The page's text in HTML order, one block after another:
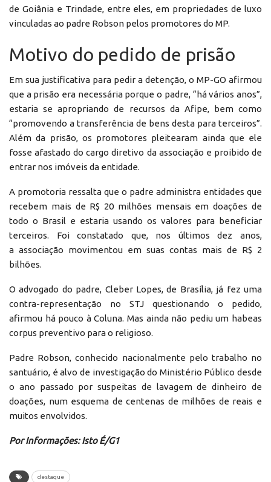
de Goiânia e Trindade, entre eles, em propriedades de luxo
vinculadas ao padre Robson pelos promotores do MP.
Motivo do pedido de prisão
Em sua justificativa para pedir a detenção, o MP-GO afirmou
que a prisão era necessária porque o padre, “há vários anos”,
estaria se apropriando de recursos da Afipe, bem como
“promovendo a transferência de bens desta para terceiros”.
Além da prisão, os promotores pleitearam ainda que ele
fosse afastado do cargo diretivo da associação e proibido de
entrar nos imóveis da entidade.
A promotoria ressalta que o padre administra entidades que
recebem mais de R$ 20 milhões mensais em doações de
todo o Brasil e estaria usando os valores para beneficiar
terceiros. Foi constatado que, nos últimos dez anos,
a associação movimentou em suas contas mais de R$ 2
bilhões.
O advogado do padre, Cleber Lopes, de Brasília, já fez uma
contra-representação no STJ questionando o pedido,
afirmou há pouco à Coluna. Mas ainda não pediu um habeas
corpus preventivo para o religioso.
Padre Robson, conhecido nacionalmente pelo trabalho no
santuário, é alvo de investigação do Ministério Público desde
o ano passado por suspeitas de lavagem de dinheiro de
doações, num esquema de centenas de milhões de reais e
muitos envolvidos.
Por Informações: Isto É/G1
destaque